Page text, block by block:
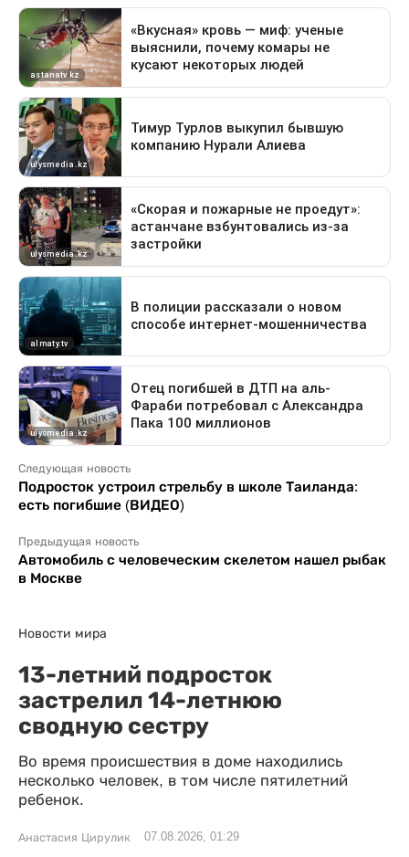
Следующая новость
Подросток устроил стрельбу в школе Таиланда:
есть погибшие (ВИДЕО)
Предыдущая новость
Автомобиль с человеческим скелетом нашел рыбак
в Москве
Новости мира
13-летний подросток
застрелил 14-летнюю
сводную сестру
Во время происшествия в доме находились
несколько человек, в том числе пятилетний
ребенок.
Анастасия Цирулик 07.08.2026, 01:29